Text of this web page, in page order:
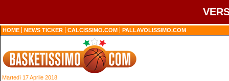
HOME NEWS TICKER CALCISSIMO.COM PALLAVOLISSIMO.COM
Martedì 17 Aprile 2018